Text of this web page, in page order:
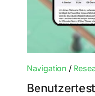
Navigation /